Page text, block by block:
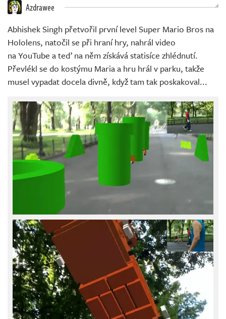
Azdrawee
Abhishek Singh přetvořil první level Super Mario Bros na
Hololens, natočil se při hraní hry, nahrál video
na YouTube a teď na něm získává statisíce zhlédnutí.
Převlékl se do kostýmu Maria a hru hrál v parku, takže
musel vypadat docela divně, když tam tak poskakoval...